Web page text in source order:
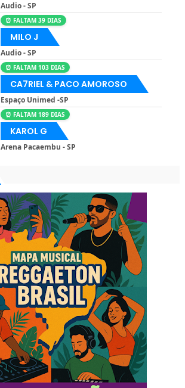
Audio - SP
⏰ FALTAM 39 DIAS
MILO J
Audio - SP
⏰ FALTAM 103 DIAS
CA7RIEL & PACO AMOROSO
Espaço Unimed -SP
⏰ FALTAM 189 DIAS
KAROL G
Arena Pacaembu - SP